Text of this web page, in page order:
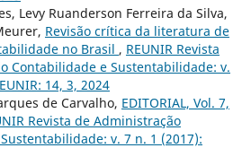
Levy Ruanderson Ferreira da Silva,
Revisão crítica da literatura de
no Brasil , REUNIR Revista
Contabilidade e Sustentabilidade: v.
14, 3, 2024
de Carvalho, EDITORIAL, Vol. 7,
Revista de Administração
v. 7 n. 1 (2017):